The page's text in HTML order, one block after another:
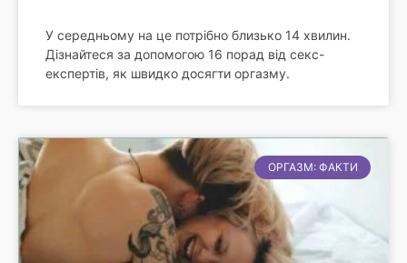
У середньому на це потрібно близько 14 хвилин.
Дізнайтеся за допомогою 16 порад від секс-
експертів, як швидко досягти оргазму.
ОРГАЗМ: ФАКТИ